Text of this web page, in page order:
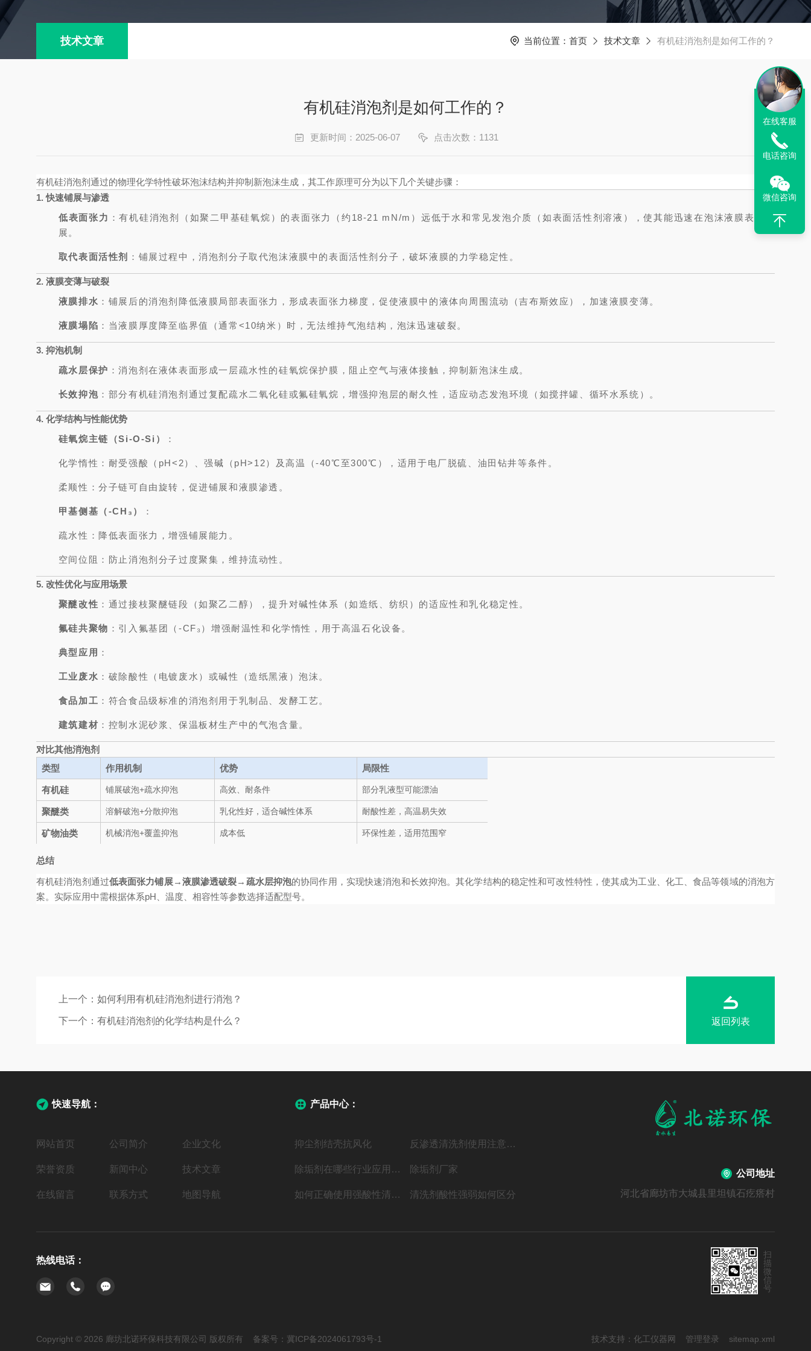
技术文章 当前位置： 首页 技术文章 有机硅消泡剂是如何工作的？
有机硅消泡剂是如何工作的？
更新时间：2025-06-07 点击次数：1131
有机硅消泡剂通过的物理化学特性破坏泡沫结构并抑制新泡沫生成，其工作原理可分为以下几个关键步骤：
1. 快速铺展与渗透
低表面张力 ：有机硅消泡剂（如聚二甲基硅氧烷）的表面张力（约18-21 mN/m）远低于水和常见发泡介质（如表面活性剂溶液），使其能迅速在泡沫液膜表面铺
展。
取代表面活性剂 ：铺展过程中，消泡剂分子取代泡沫液膜中的表面活性剂分子，破坏液膜的力学稳定性。
2. 液膜变薄与破裂
液膜排水 ：铺展后的消泡剂降低液膜局部表面张力，形成表面张力梯度，促使液膜中的液体向周围流动（吉布斯效应），加速液膜变薄。
液膜塌陷 ：当液膜厚度降至临界值（通常<10纳米）时，无法维持气泡结构，泡沫迅速破裂。
3. 抑泡机制
疏水层保护 ：消泡剂在液体表面形成一层疏水性的硅氧烷保护膜，阻止空气与液体接触，抑制新泡沫生成。
长效抑泡 ：部分有机硅消泡剂通过复配疏水二氧化硅或氟硅氧烷，增强抑泡层的耐久性，适应动态发泡环境（如搅拌罐、循环水系统）。
4. 化学结构与性能优势
硅氧烷主链（Si-O-Si）
：
化学惰性：耐受强酸（pH<2）、强碱（pH>12）及高温（-40℃至300℃），适用于电厂脱硫、油田钻井等条件。
柔顺性：分子链可自由旋转，促进铺展和液膜渗透。
甲基侧基（-CH₃） ：
疏水性：降低表面张力，增强铺展能力。
空间位阻：防止消泡剂分子过度聚集，维持流动性。
5. 改性优化与应用场景
聚醚改性 ：通过接枝聚醚链段（如聚乙二醇），提升对碱性体系（如造纸、纺织）的适应性和乳化稳定性。
氟硅共聚物 ：引入氟基团（-CF₃）增强耐温性和化学惰性，用于高温石化设备。
典型应用 ：
工业废水 ：破除酸性（电镀废水）或碱性（造纸黑液）泡沫。
食品加工 ：符合食品级标准的消泡剂用于乳制品、发酵工艺。
建筑建材 ：控制水泥砂浆、保温板材生产中的气泡含量。
对比其他消泡剂
类型
作用机制 优势 局限性
有机硅 铺展破泡+疏水抑泡 高效、耐条件 部分乳液型可能漂油
聚醚类 溶解破泡+分散抑泡 乳化性好，适合碱性体系 耐酸性差，高温易失效
矿物油类 机械消泡+覆盖抑泡 成本低 环保性差，适用范围窄
总结
有机硅消泡剂通过低表面张力铺展→液膜渗透破裂→疏水层抑泡的协同作用，实现快速消泡和长效抑泡。其化学结构的稳定性和可改性特性，使其成为工业、化工、食品等领域的消泡方
案。实际应用中需根据体系pH、温度、相容性等参数选择适配型号。
上一个： 如何利用有机硅消泡剂进行消泡？
下一个： 有机硅消泡剂的化学结构是什么？ 返回列表
快速导航：
网站首页 公司简介 企业文化
荣誉资质 新闻中心 技术文章
在线留言 联系方式 地图导航
产品中心：
抑尘剂结壳抗风化 反渗透清洗剂使用注意事项
除垢剂在哪些行业应用广泛？ 除垢剂厂家
如何正确使用强酸性清洗剂？ 清洗剂酸性强弱如何区分
公司地址
河北省廊坊市大城县里坦镇石疙瘩村
热线电话：
扫
描
微
信
号
Copyright © 2026 廊坊北诺环保科技有限公司 版权所有 备案号： 冀ICP备2024061793号-1 技术支持： 化工仪器网 管理登录 sitemap.xml
在线客服
电话咨询
微信咨询